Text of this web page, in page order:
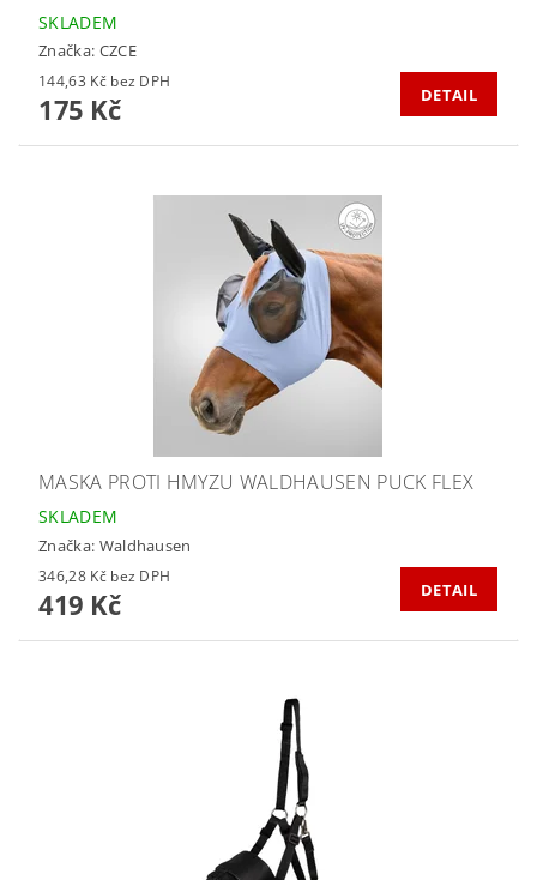
SKLADEM
Značka: CZCE
144,63 Kč bez DPH
175 Kč DETAIL
MASKA PROTI HMYZU WALDHAUSEN PUCK FLEX
SKLADEM
Značka: Waldhausen
346,28 Kč bez DPH
419 Kč DETAIL